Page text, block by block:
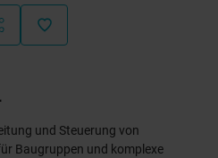
und Steuerung von
Baugruppen und komplexe